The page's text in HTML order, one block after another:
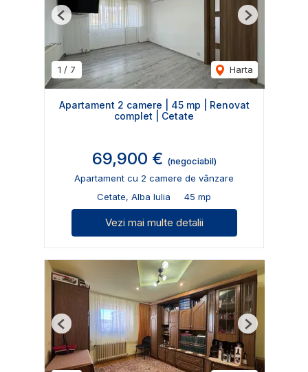
1 / 7 Harta
Previous Next
Apartament 2 camere | 45 mp | Renovat
complet | Cetate
69,900 € (negociabil)
Apartament cu 2 camere de vânzare
Cetate, Alba Iulia
45 mp
Vezi mai multe detalii
Previous Next